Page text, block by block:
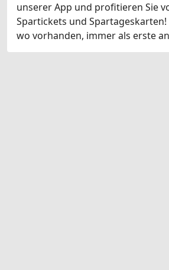
unserer App und profitieren Sie
Spartickets und Spartageskarten!
wo vorhanden, immer als erste